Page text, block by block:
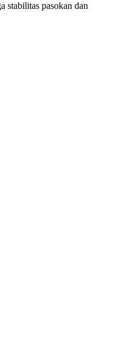
stabilitas pasokan dan